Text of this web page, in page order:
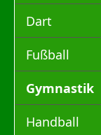
Dart
Fußball
Gymnastik
Handball